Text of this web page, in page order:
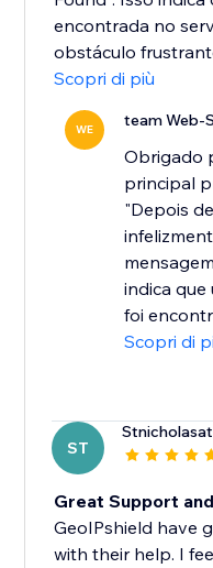
encontrada no
obstáculo
Scopri di più
WE team Web-
Obrigado
principal
"Depois
indica que
foi
Scopri di
ST
Great Support
GeoIPshield have
with their help. I